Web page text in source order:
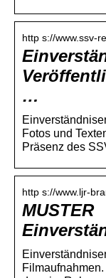
http s://www.ssv-
…
Fotos und
Präsenz des
http s://www.ljr-
MUSTER